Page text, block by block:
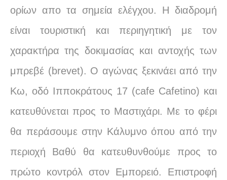
ορίων απο τα σημεία ελέγχου. Η διαδρομή
είναι τουριστική και περιηγητική με τον
χαρακτήρα της δοκιμασίας και αντοχής των
μπρεβέ (brevet). Ο αγώνας ξεκινάει από την
Κω, οδό Ιπποκράτους 17 (cafe Cafetino) και
κατευθύνεται προς το Μαστιχάρι. Με το φέρι
θα περάσουμε στην Κάλυμνο όπου από την
περιοχή Βαθύ θα κατευθυνθούμε προς το
πρώτο κοντρόλ στον Εμπορειό. Επιστροφή